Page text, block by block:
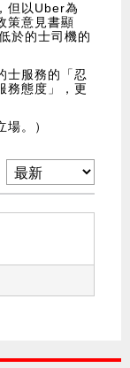
但以Uber為
策意見書顯
於的士司機的
士服務的「忍
務態度」，更
場。）